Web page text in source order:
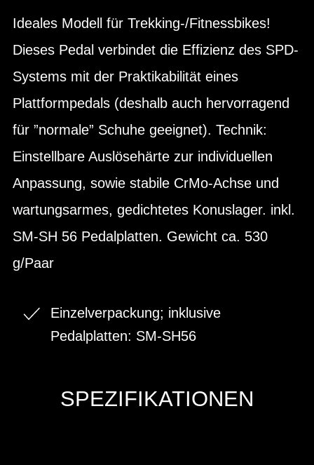
Ideales Modell für Trekking-/Fitnessbikes!
Dieses Pedal verbindet die Effizienz des SPD-
Systems mit der Praktikabilität eines
Plattformpedals (deshalb auch hervorragend
für ”normale” Schuhe geeignet). Technik:
Einstellbare Auslösehärte zur individuellen
Anpassung, sowie stabile CrMo-Achse und
wartungsarmes, gedichtetes Konuslager. inkl.
SM-SH 56 Pedalplatten. Gewicht ca. 530
g/Paar
Einzelverpackung; inklusive
Pedalplatten: SM-SH56
SPEZIFIKATIONEN